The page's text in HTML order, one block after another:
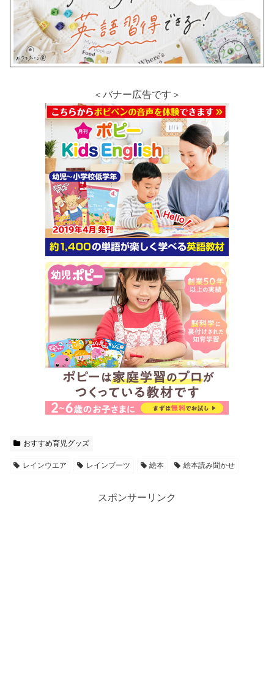
＜バナー広告です＞
おすすめ育児グッズ
レインウエア レインブーツ 絵本 絵本読み聞かせ
スポンサーリンク